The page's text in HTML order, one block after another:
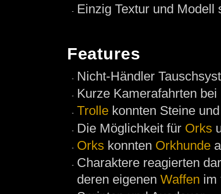
Einzig Textur und Modell
Features
Nicht-Händler
Kurze Kamerafahrten
Trolle konnten Steine
Die Möglichkeit für Orks
Orks konnten Orkhunde
Charaktere reagierten
deren eigenen Waffen im